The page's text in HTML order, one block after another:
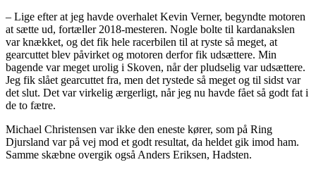
– Lige efter at jeg havde overhalet Kevin Verner, begyndte motoren
at sætte ud, fortæller 2018-mesteren. Nogle bolte til kardanakslen
var knækket, og det fik hele racerbilen til at ryste så meget, at
gearcuttet blev påvirket og motoren derfor fik udsættere. Min
bagende var meget urolig i Skoven, når der pludselig var udsættere.
Jeg fik slået gearcuttet fra, men det rystede så meget og til sidst var
det slut. Det var virkelig ærgerligt, når jeg nu havde fået så godt fat i
de to fætre.
Michael Christensen var ikke den eneste kører, som på Ring
Djursland var på vej mod et godt resultat, da heldet gik imod ham.
Samme skæbne overgik også Anders Eriksen, Hadsten.